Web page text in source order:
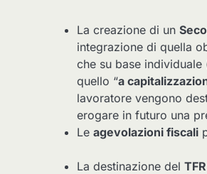
La creazione di un
integrazione di quella
che su base individuale
quello “a
lavoratore vengono
erogare in futuro una
Le agevolazioni fiscali
La destinazione del